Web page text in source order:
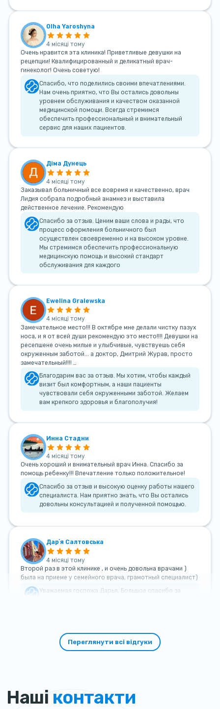
Olha Yaroshyna
4 місяці тому
Очень нравится эта клиника! Приветливые девушки на
рецепции! Квалифицированный и деликатный врач-
гинеколог! Очень советую!
Спасибо, что поделились своими впечатлениями.
Нам очень приятно, что Вы остались довольны
уровнем обслуживания и качеством оказанной
медицинской помощи. Всегда стремимся
обеспечить профессиональный и внимательный
сервис для наших пациентов.
Діма Дунець
4 місяці тому
Заказывал больничный все вовремя и качественно, врач
Лидия собрала подробный анамнез и выставила
действенное лечение. Рекомендую
Спасибо за отзыв. Ценим ваши слова и рады, что
процесс оформления больничного был
осуществлен своевременно и на высоком уровне.
Мы стремимся обеспечить профессиональную
медицинскую помощь и высокий стандарт
обслуживания для каждого
Ewelina Gralewska
4 місяці тому
Замечательное место!!! В октябре мне делали чистку пазух
носа, и я от всей души рекомендую это место!!!! Девушки на
ресепшене очень милые и улыбчивые, чувствуешь себя
окруженным заботой... а доктор, Дмитрий Журав, просто
замечательный!!!! …
Благодарим вас за отзыв. Мы хотим, чтобы каждый
визит был комфортным, а наши пациенты
чувствовали себя окруженными заботой. Желаем
вам крепкого здоровья и благополучия!
Инна Стадни
4 місяці тому
Очень хороший и внимательный врач Инна. Спасибо за
помощь ребенку!!! Впечатление только положительное!
Спасибо за отзыв и высокую оценку работы нашего
специалиста. Нам приятно знать, что Вы остались
довольны консультацией и полученной помощью.
Дарʼя Салтовська
4 місяці тому
Второй раз в этой клинике , и очень довольна врачами )
была на приеме у семейного врача, грамотный специалист)
Уважаемая госпожа Дарья, Большое спасибо за
Переглянути всі відгуки
Наші контакти